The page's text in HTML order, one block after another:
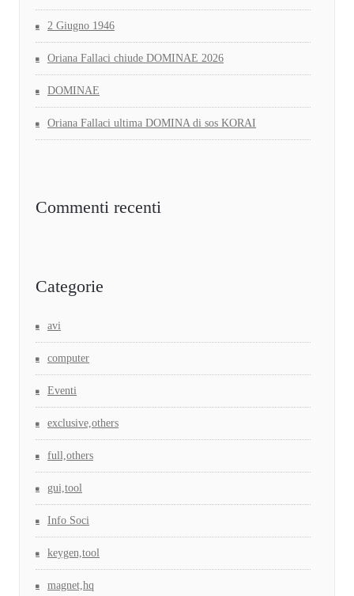
2 Giugno 1946
Oriana Fallaci chiude DOMINAE 2026
DOMINAE
Oriana Fallaci ultima DOMINA di sos KORAI
Commenti recenti
Categorie
avi
computer
Eventi
exclusive,others
full,others
gui,tool
Info Soci
keygen,tool
magnet,hq